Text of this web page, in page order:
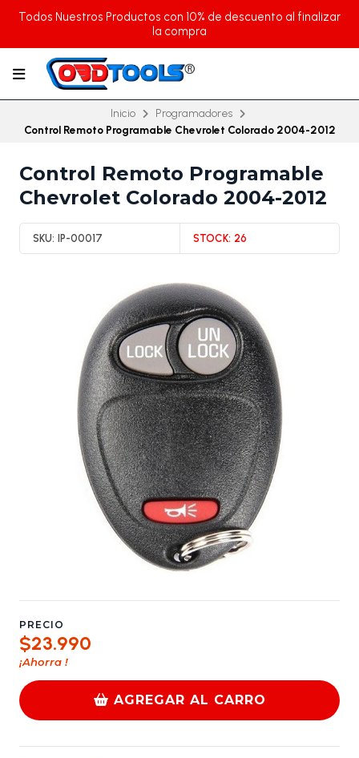
Todos Nuestros Productos con 10% de descuento al finalizar
la compra
Inicio
Programadores
Control Remoto Programable Chevrolet Colorado 2004-2012
Control Remoto Programable
Chevrolet Colorado 2004-2012
SKU: IP-00017 STOCK: 26
PRECIO
$23.990
¡Ahorra !
AGREGAR AL CARRO